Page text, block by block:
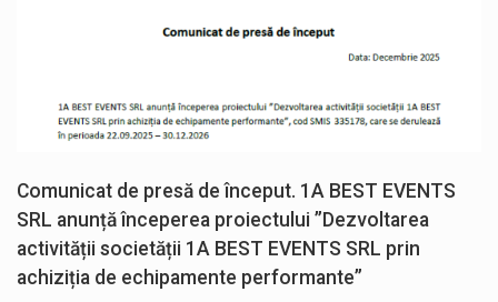
Comunicat de presă de început. 1A BEST EVENTS
SRL anunță începerea proiectului ”Dezvoltarea
activității societății 1A BEST EVENTS SRL prin
achiziția de echipamente performante”